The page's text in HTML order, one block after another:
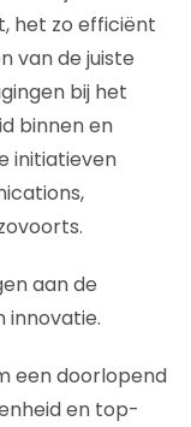
het zo efficiënt
van de juiste
bij het
binnen en
initiatieven
aan de
innovatie.
een doorlopend
en top-